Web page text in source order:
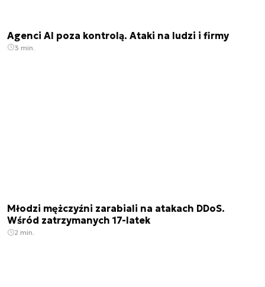
Agenci AI poza kontrolą. Ataki na ludzi i firmy
3 min.
Młodzi mężczyźni zarabiali na atakach DDoS.
Wśród zatrzymanych 17-latek
2 min.